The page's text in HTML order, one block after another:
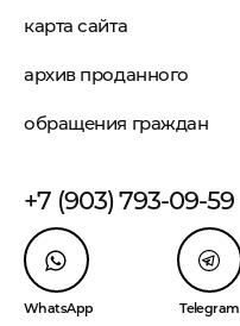
карта сайта
архив проданного
обращения граждан
+7 (903) 793-09-59
WhatsApp Telegram